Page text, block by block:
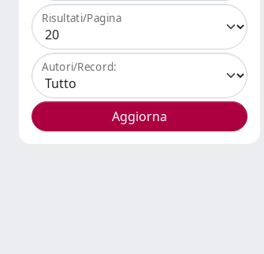
Risultati/Pagina
Autori/Record: